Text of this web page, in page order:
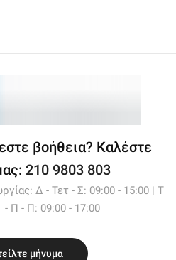
βοήθεια? Καλέστε
210 9803 803
Δ - Τετ - Σ: 09:00 - 15:00 | Τ
- Π - Π: 09:00 - 17:00
μήνυμα